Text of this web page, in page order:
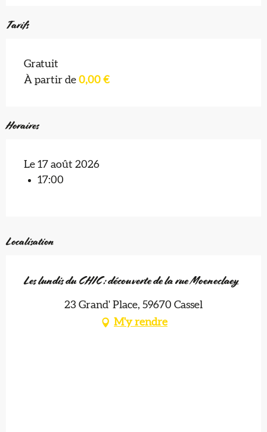
Tarifs
Gratuit
À partir de 0,00 €
Horaires
Le 17 août 2026
17:00
Localisation
Les lundis du CHIC : découverte de la rue Moeneclaey
23 Grand' Place, 59670 Cassel
M'y rendre